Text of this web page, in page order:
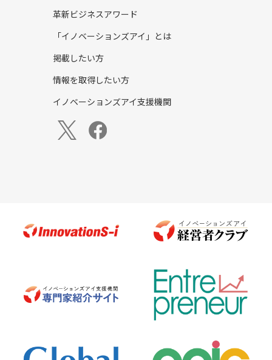
革新ビジネスアワード
「イノベーションズアイ」とは
掲載したい方
情報を取得したい方
イノベーションズアイ支援機関